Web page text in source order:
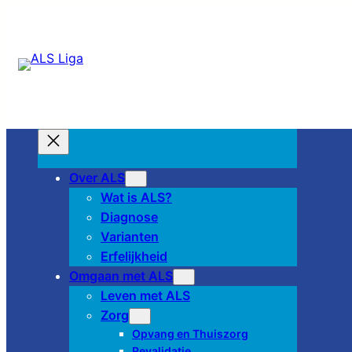
Over ALS
Wat is ALS?
Diagnose
Varianten
Erfelijkheid
Omgaan met ALS
Leven met ALS
Zorg
Opvang en Thuiszorg